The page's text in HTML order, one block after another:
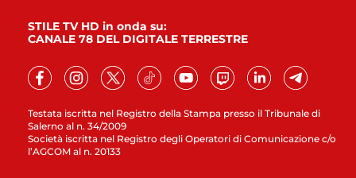
Testata iscritta nel Registro della Stampa presso il Tribunale di
Salerno al n. 34/2009
Società iscritta nel Registro degli Operatori di Comunicazione c/o
l’AGCOM al n. 20133
STILE TV HD in onda su:
CANALE 78 DEL DIGITALE TERRESTRE